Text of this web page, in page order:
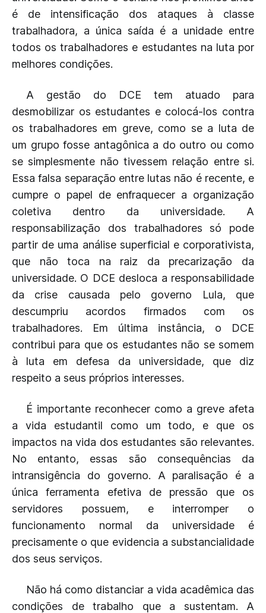
é de intensificação dos ataques à classe
trabalhadora, a única saída é a unidade entre
todos os trabalhadores e estudantes na luta por
melhores condições.
A gestão do DCE tem atuado para
desmobilizar os estudantes e colocá-los contra
os trabalhadores em greve, como se a luta de
um grupo fosse antagônica a do outro ou como
se simplesmente não tivessem relação entre si.
Essa falsa separação entre lutas não é recente, e
cumpre o papel de enfraquecer a organização
coletiva dentro da universidade. A
responsabilização dos trabalhadores só pode
partir de uma análise superficial e corporativista,
que não toca na raiz da precarização da
universidade. O DCE desloca a responsabilidade
da crise causada pelo governo Lula, que
descumpriu acordos firmados com os
trabalhadores. Em última instância, o DCE
contribui para que os estudantes não se somem
à luta em defesa da universidade, que diz
respeito a seus próprios interesses.
É importante reconhecer como a greve afeta
a vida estudantil como um todo, e que os
impactos na vida dos estudantes são relevantes.
No entanto, essas são consequências da
intransigência do governo. A paralisação é a
única ferramenta efetiva de pressão que os
servidores possuem, e interromper o
funcionamento normal da universidade é
precisamente o que evidencia a substancialidade
dos seus serviços.
Não há como distanciar a vida acadêmica das
condições de trabalho que a sustentam. A